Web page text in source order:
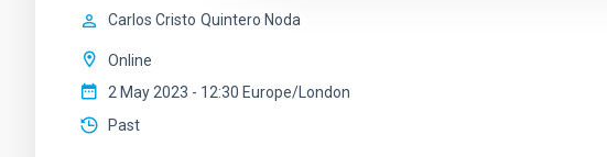
Carlos Cristo Quintero Noda
Online
2 May 2023 - 12:30 Europe/London
Past